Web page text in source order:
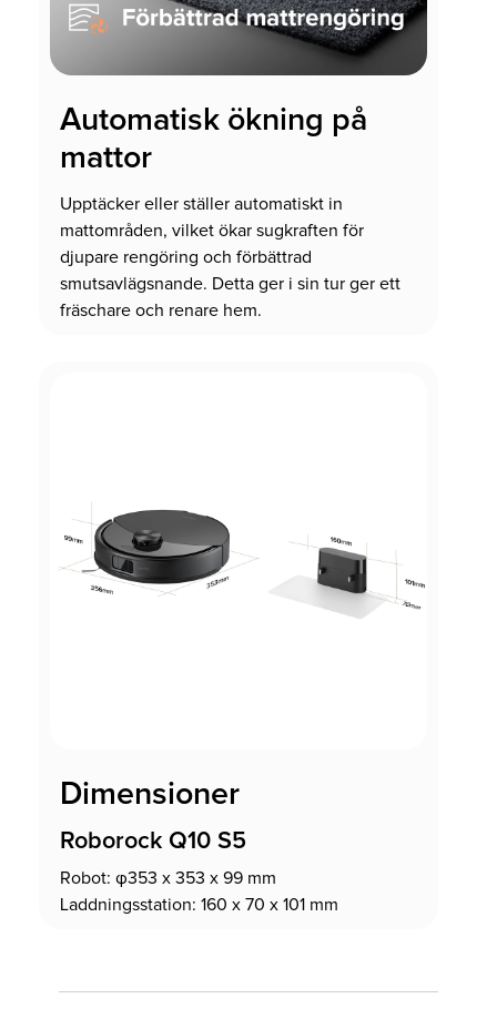
Automatisk ökning på
mattor
Upptäcker eller ställer automatiskt in
mattområden, vilket ökar sugkraften för
djupare rengöring och förbättrad
smutsavlägsnande. Detta ger i sin tur ger ett
fräschare och renare hem.
Dimensioner
Roborock Q10 S5
Robot: φ353 x 353 x 99 mm
Laddningsstation: 160 x 70 x 101 mm